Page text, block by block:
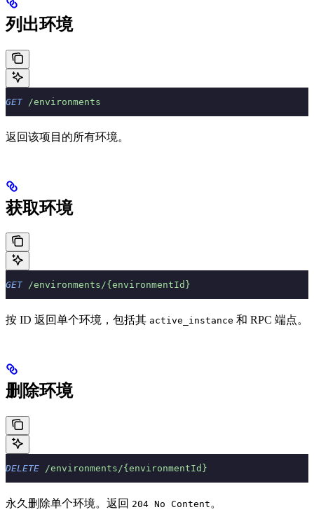
列出环境
GET /environments
返回该项目的所有环境。
获取环境
GET /environments/{environmentId}
按 ID 返回单个环境，包括其 active_instance 和 RPC 端点。
删除环境
DELETE /environments/{environmentId}
永久删除单个环境。返回 204 No Content 。